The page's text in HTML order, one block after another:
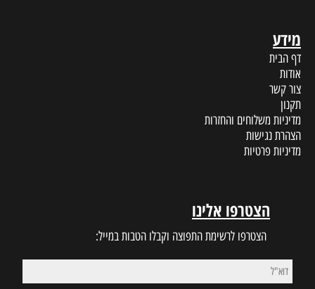
מידע
דף הבית
אודות
צור קשר
תקנון
מדיניות משלוחים והחזרות
הצהרת נגישות
מדיניות פרטיות
הצטרפו אלינו
הצטרפו לרשימת התפוצה וקבלו הטבות במייל: